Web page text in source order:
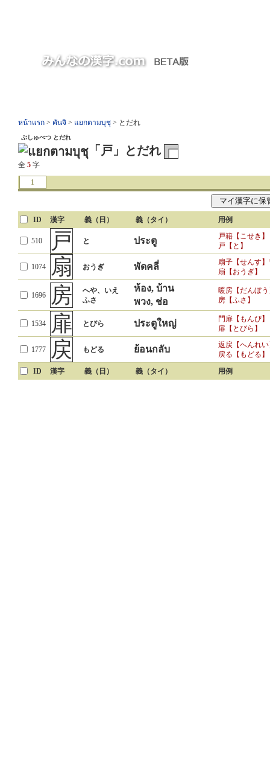
หน้าแรก > คันจิ > แยกตามบุชุ > とだれ
ぶしゅべつ とだれ
「戸」とだれ
全 5 字
1
ID 漢字 義（日） 義（タイ） 用例
510 戸 と ประตู
戸籍【こせき】
戸【と】
1074 扇 おうぎ พัดคลี่
扇子【せんす
扇【おうぎ】
1696 房
へや、いえ
ふさ
ห้อง, บ้าน
พวง, ช่อ
暖房【だんぼ
房【ふさ】
1534 扉 とびら ประตูใหญ่
門扉【もんぴ】
扉【とびら】
1777 戻 もどる ย้อนกลับ
返戻【へんれ
戻る【もどる】
ID
漢字 義（日） 義（タイ） 用例